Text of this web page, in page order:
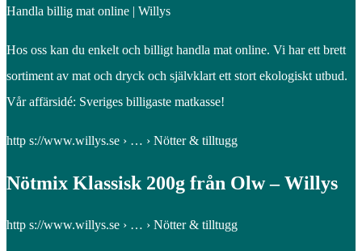
Handla billig mat online | Willys
Hos oss kan du enkelt och billigt handla mat online. Vi har ett brett
sortiment av mat och dryck och självklart ett stort ekologiskt utbud.
Vår affärsidé: Sveriges billigaste matkasse!
http s://www.willys.se › … › Nötter & tilltugg
Nötmix Klassisk 200g från Olw – Willys
http s://www.willys.se › … › Nötter & tilltugg